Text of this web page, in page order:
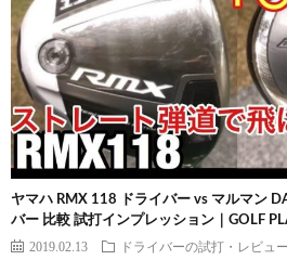
ヤマハ RMX 118 ドライバー vs マルマン
バー 比較 試打インプレッション｜GOLF
2019.02.13 ドライバーの試打・レビュー